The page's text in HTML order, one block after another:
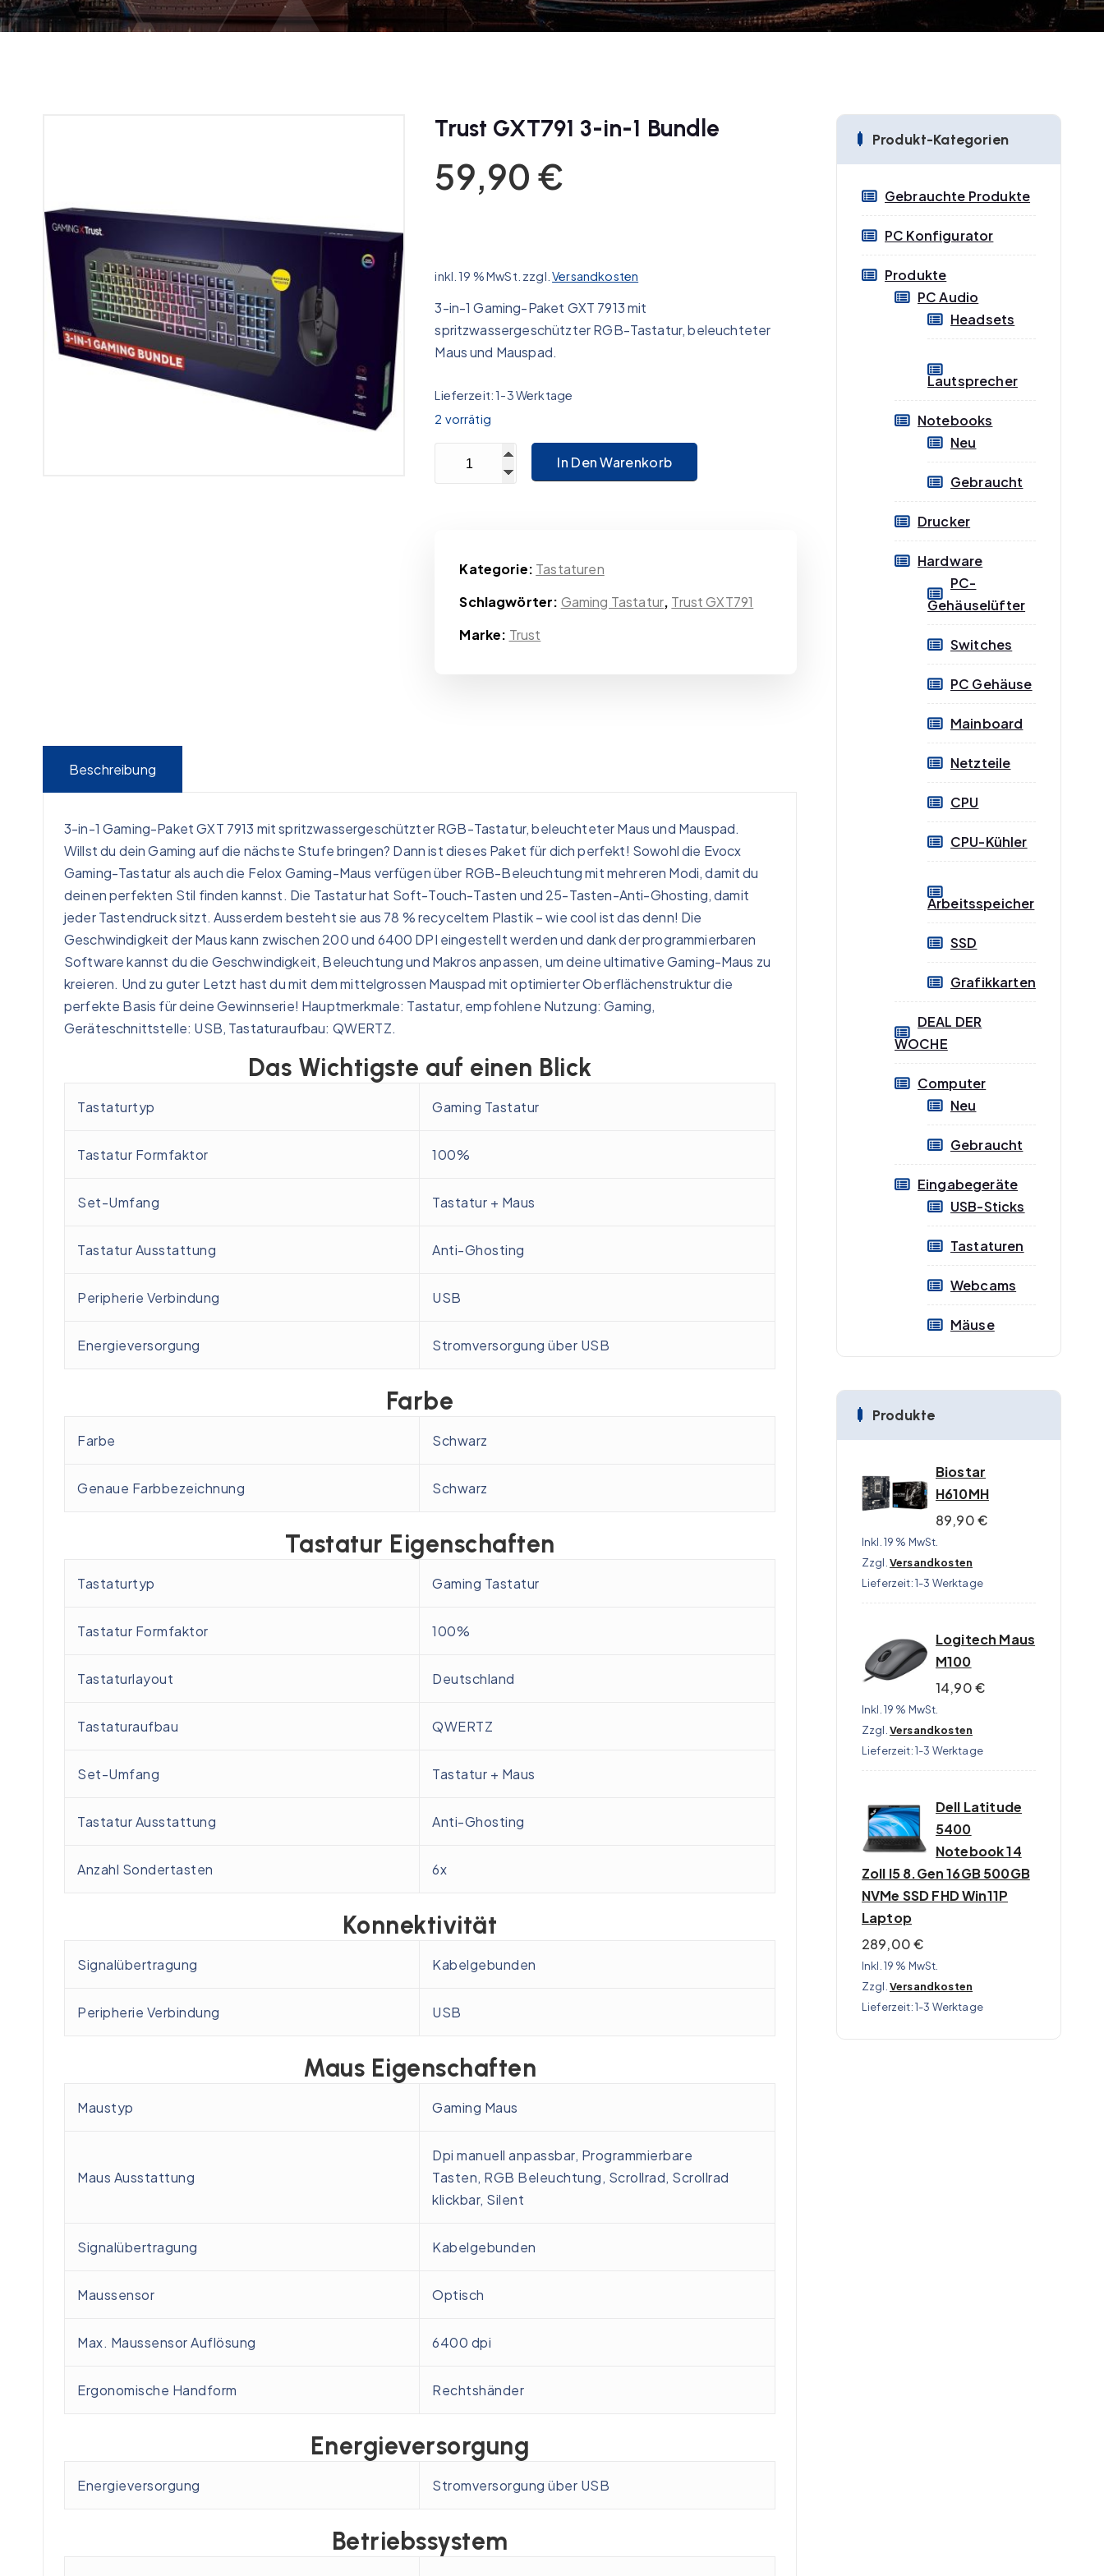
Trust GXT791 3-in-1 Bundle
59,90 €
inkl. 19 % MwSt. zzgl.Versandkosten
3-in-1 Gaming-Paket GXT 7913 mit
spritzwassergeschützter RGB-Tastatur, beleuchteter
Maus und Mauspad.
Lieferzeit:1-3 Werktage
2 vorrätig
Trust GXT791 3-in-1 Bundle Menge
In Den Warenkorb
Kategorie: Tastaturen
Schlagwörter: Gaming Tastatur, Trust GXT791
Marke: Trust
Beschreibung
3-in-1 Gaming-Paket GXT 7913 mit spritzwassergeschützter RGB-Tastatur, beleuchteter Maus und Mauspad.
Willst du dein Gaming auf die nächste Stufe bringen? Dann ist dieses Paket für dich perfekt! Sowohl die Evocx
Gaming-Tastatur als auch die Felox Gaming-Maus verfügen über RGB-Beleuchtung mit mehreren Modi, damit du
deinen perfekten Stil finden kannst. Die Tastatur hat Soft-Touch-Tasten und 25-Tasten-Anti-Ghosting, damit
jeder Tastendruck sitzt. Ausserdem besteht sie aus 78 % recyceltem Plastik – wie cool ist das denn! Die
Geschwindigkeit der Maus kann zwischen 200 und 6400 DPI eingestellt werden und dank der programmierbaren
Software kannst du die Geschwindigkeit, Beleuchtung und Makros anpassen, um deine ultimative Gaming-Maus zu
kreieren. Und zu guter Letzt hast du mit dem mittelgrossen Mauspad mit optimierter Oberflächenstruktur die
perfekte Basis für deine Gewinnserie! Hauptmerkmale: Tastatur, empfohlene Nutzung: Gaming,
Geräteschnittstelle: USB, Tastaturaufbau: QWERTZ.
Das Wichtigste auf einen Blick
Tastaturtyp Gaming Tastatur
Tastatur Formfaktor 100%
Set-Umfang Tastatur + Maus
Tastatur Ausstattung Anti-Ghosting
Peripherie Verbindung USB
Energieversorgung Stromversorgung über USB
Farbe
Farbe Schwarz
Genaue Farbbezeichnung Schwarz
Tastatur Eigenschaften
Tastaturtyp Gaming Tastatur
Tastatur Formfaktor 100%
Tastaturlayout Deutschland
Tastaturaufbau QWERTZ
Set-Umfang Tastatur + Maus
Tastatur Ausstattung Anti-Ghosting
Anzahl Sondertasten 6x
Konnektivität
Signalübertragung Kabelgebunden
Peripherie Verbindung USB
Maus Eigenschaften
Maustyp Gaming Maus
Maus Ausstattung
Dpi manuell anpassbar, Programmierbare
Tasten, RGB Beleuchtung, Scrollrad, Scrollrad
klickbar, Silent
Signalübertragung Kabelgebunden
Maussensor Optisch
Max. Maussensor Auflösung 6400 dpi
Ergonomische Handform Rechtshänder
Energieversorgung
Energieversorgung Stromversorgung über USB
Betriebssystem
Produkt-Kategorien
Gebrauchte Produkte
PC Konfigurator
Produkte
PC Audio
Headsets
Lautsprecher
Notebooks
Neu
Gebraucht
Drucker
Hardware
PC-
Gehäuselüfter
Switches
PC Gehäuse
Mainboard
Netzteile
CPU
CPU-Kühler
Arbeitsspeicher
SSD
Grafikkarten
DEAL DER
WOCHE
Computer
Neu
Gebraucht
Eingabegeräte
USB-Sticks
Tastaturen
Webcams
Mäuse
Produkte
Biostar
H610MH
89,90€
Inkl. 19 % MwSt.
Zzgl. Versandkosten
Lieferzeit:1-3 Werktage
Logitech Maus
M100
14,90€
Inkl. 19 % MwSt.
Zzgl. Versandkosten
Lieferzeit:1-3 Werktage
Dell Latitude
5400
Notebook 14
Zoll I5 8.Gen 16GB 500GB
NVMe SSD FHD Win11P
Laptop
289,00€
Inkl. 19 % MwSt.
Zzgl. Versandkosten
Lieferzeit:1-3 Werktage